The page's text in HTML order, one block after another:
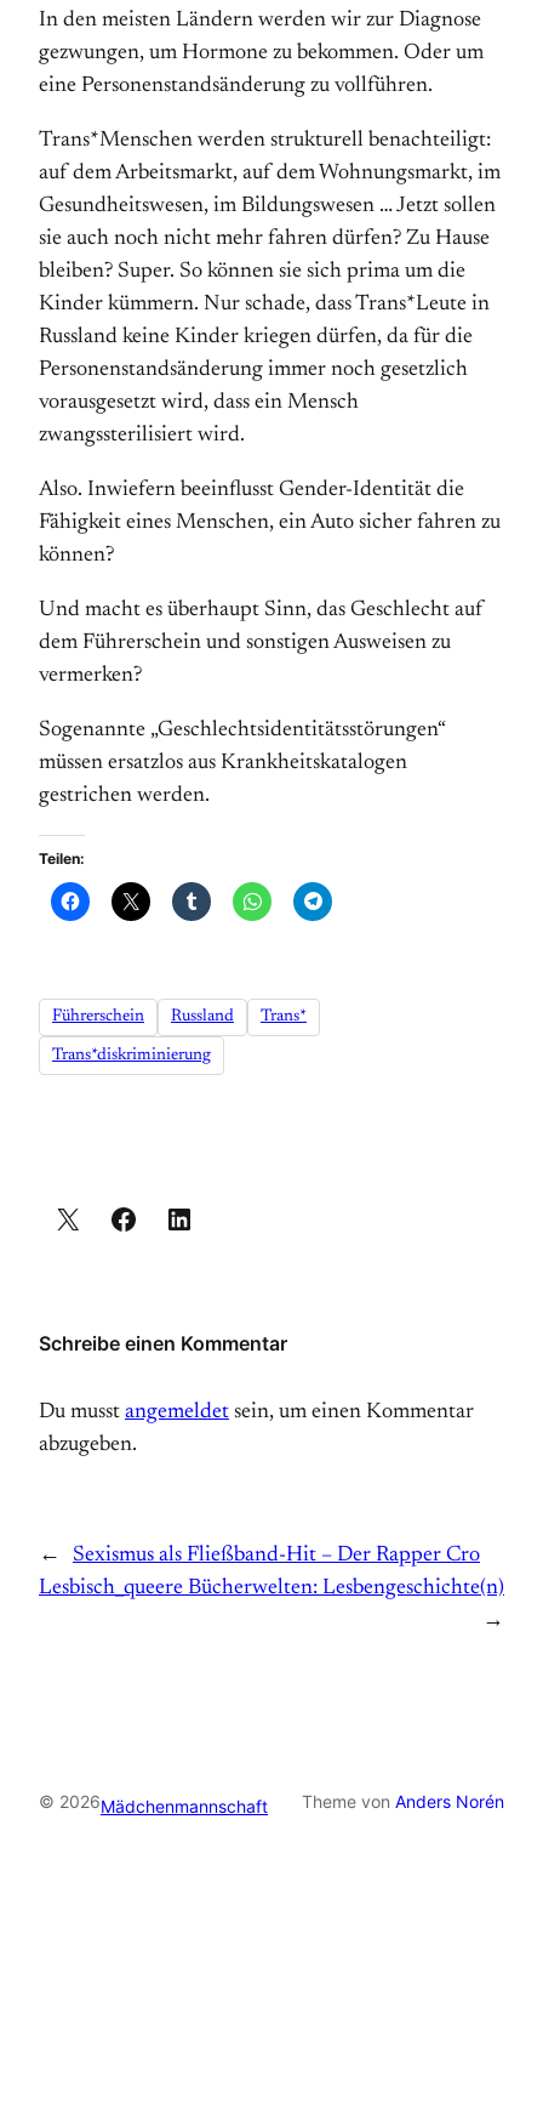
In den meisten Ländern werden wir zur Diagnose
gezwungen, um Hormone zu bekommen. Oder um
eine Personenstandsänderung zu vollführen.
Trans*Menschen werden strukturell benachteiligt:
auf dem Arbeitsmarkt, auf dem Wohnungsmarkt, im
Gesundheitswesen, im Bildungswesen … Jetzt sollen
sie auch noch nicht mehr fahren dürfen? Zu Hause
bleiben? Super. So können sie sich prima um die
Kinder kümmern. Nur schade, dass Trans*Leute in
Russland keine Kinder kriegen dürfen, da für die
Personenstandsänderung immer noch gesetzlich
vorausgesetzt wird, dass ein Mensch
zwangssterilisiert wird.
Also. Inwiefern beeinflusst Gender-Identität die
Fähigkeit eines Menschen, ein Auto sicher fahren zu
können?
Und macht es überhaupt Sinn, das Geschlecht auf
dem Führerschein und sonstigen Ausweisen zu
vermerken?
Sogenannte „Geschlechtsidentitätsstörungen“
müssen ersatzlos aus Krankheitskatalogen
gestrichen werden.
Teilen:
Führerschein Russland Trans*
Trans*diskriminierung
Schreibe einen Kommentar
Du musst angemeldet sein, um einen Kommentar
abzugeben.
←
Sexismus als Fließband-Hit – Der Rapper Cro
Lesbisch_queere Bücherwelten: Lesbengeschichte(n)
→
© 2026Mädchenmannschaft Theme von Anders Norén